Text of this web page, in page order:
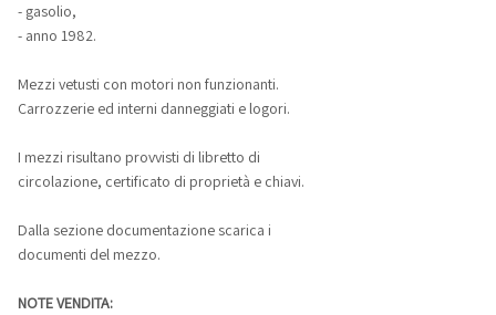
- gasolio,
- anno 1982.
Mezzi vetusti con motori non funzionanti.
Carrozzerie ed interni danneggiati e logori.
I mezzi risultano provvisti di libretto di
circolazione, certificato di proprietà e chiavi.
Dalla sezione documentazione scarica i
documenti del mezzo.
NOTE VENDITA: